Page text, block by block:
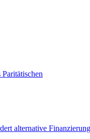
alternative